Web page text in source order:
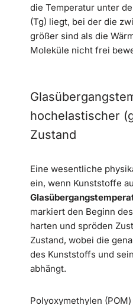
die Temperatur unter
(Tg) liegt, bei der die
größer sind als die
Moleküle nicht frei
hochelastischer
Zustand
Eine wesentliche
ein, wenn Kunststoffe
markiert den Beginn
harten und spröden
Zustand, wobei die
des Kunststoffs und
abhängt.
Polyoxymethylen